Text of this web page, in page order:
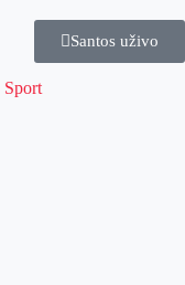
Santos uživo
Sport